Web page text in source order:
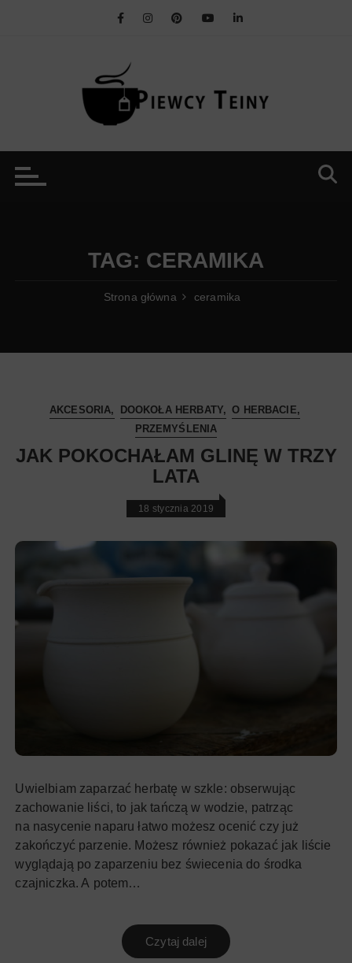
TAG: CERAMIKA
Strona główna ceramika
AKCESORIA DOOKOŁA HERBATY
O HERBACIE
PRZEMYŚLENIA
JAK POKOCHAŁAM GLINĘ W TRZY
LATA
18 stycznia 2019
Uwielbiam zaparzać herbatę w szkle: obserwując
zachowanie liści, to jak tańczą w wodzie, patrząc
na nasycenie naparu łatwo możesz ocenić czy już
zakończyć parzenie. Możesz również pokazać jak liście
wyglądają po zaparzeniu bez świecenia do środka
czajniczka. A potem…
Czytaj dalej